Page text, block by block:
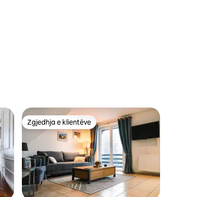
Zgjedhja e klientëve
Zgjedhja e klientëve